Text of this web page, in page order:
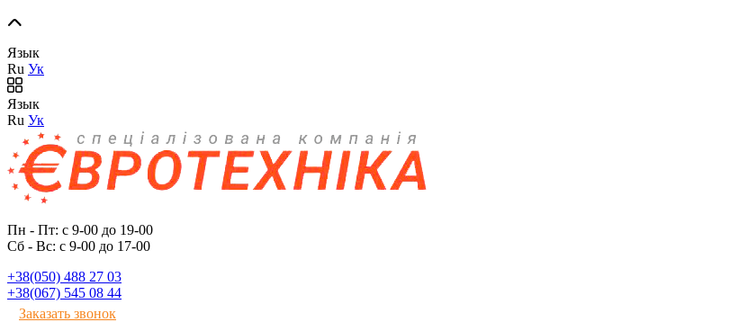
Язык
Ru Ук
Язык
Ru Ук
Пн - Пт: с 9-00 до 19-00
Сб - Вс: с 9-00 до 17-00
+38(050) 488 27 03
+38(067) 545 08 44
Заказать звонок